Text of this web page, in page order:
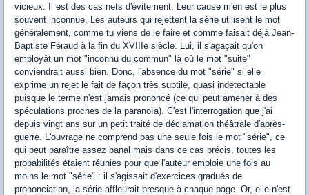
vicieux. Il est des cas nets d'évitement. Leur cause m'en est le plus
souvent inconnue. Les auteurs qui rejettent la série utilisent le mot
généralement, comme tu viens de le faire et comme faisait déjà Jean-
Baptiste Féraud à la fin du XVIIIe siècle. Lui, il s'agaçait qu'on
employât un mot "inconnu du commun" là où le mot "suite"
conviendrait aussi bien. Donc, l'absence du mot "série" si elle
exprime un rejet le fait de façon très subtile, quasi indétectable
puisque le terme n'est jamais prononcé (ce qui peut amener à des
spéculations proches de la paranoïa). C'est l'interrogation que j'ai
depuis vingt ans sur un petit traité de déclamation théâtrale d'après-
guerre. L'ouvrage ne comprend pas une seule fois le mot "série", ce
qui peut paraître assez banal mais dans ce cas précis, toutes les
probabilités étaient réunies pour que l'auteur emploie une fois au
moins le mot "série" : il s'agissait d'exercices gradués de
prononciation, la série affleurait presque à chaque page. Or, elle n'est